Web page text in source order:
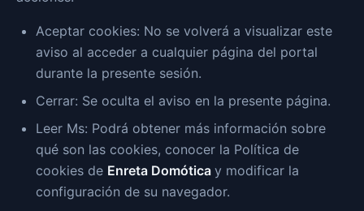
Aceptar cookies: No se volverá a visualizar este
aviso al acceder a cualquier página del portal
durante la presente sesión.
Cerrar: Se oculta el aviso en la presente página.
Leer Ms: Podrá obtener más información sobre
qué son las cookies, conocer la Política de
cookies de Enreta Domótica y modificar la
configuración de su navegador.